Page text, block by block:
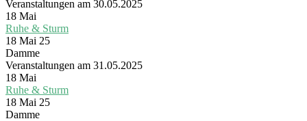
Veranstaltungen am 30.05.2025
18 Mai
Ruhe & Sturm
18 Mai 25
Damme
Veranstaltungen am 31.05.2025
18 Mai
Ruhe & Sturm
18 Mai 25
Damme